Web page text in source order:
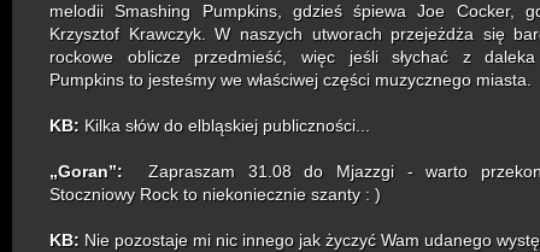
melodii Smashing Pumpkins, gdzieś śpiewa Joe Cocker,
Krzysztof Krawczyk. W naszych utworach przejeżdża się
rockowe oblicze przedmieść, więc jeśli słychać z daleka
Pumpkins to jesteśmy we właściwej części muzycznego miasta.
KB: Kilka słów do elbląskiej publiczności...
„Goran”:
Zapraszam 31.08 do Mjazzgi - warto
Stoczniowy Rock to niekoniecznie szanty : )
KB: Nie pozostaje mi nic innego jak życzyć Wam udanego